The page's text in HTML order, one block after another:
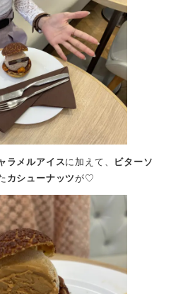
ラメルアイスに加えて、
ビターソ
カシューナッツが♡